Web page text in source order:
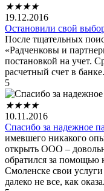
★★★★
19.12.2016
Остановили свой
После тщательных
«Радченковы и
постановкой на учет.
расчетный счет в банке.
5
★★★★
10.11.2016
Спасибо за надежное
имевшего никакого
открыть ООО –
обратился за
Смоленске свои
далеко не все, как